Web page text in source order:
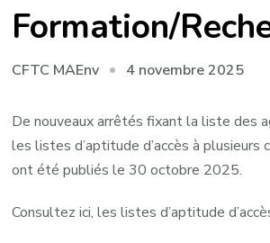
Formation/
CFTC MAEnv 4 novembre 2025
De nouveaux arrêtés fixant la liste des
les listes d’aptitude d’accès à plusieurs
ont été publiés le 30 octobre 2025.
Consultez ici, les listes d’aptitude